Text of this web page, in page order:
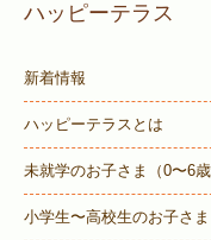
ハッピーテラス
新着情報
ハッピーテラスとは
未就学のお子さま （0〜6歳
小学生〜高校生のお子さま